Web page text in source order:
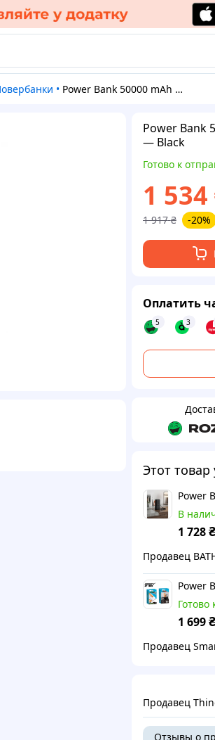
Повербанки • Power Bank 50000 mAh | 22.5W+PD20W — Ansty AP-089 — Black
Power Bank
— Black
Готово к
1 534
1 917 ₴ -20%
Оплатить
5 3
Этот товар
В
1 728 ₴
Продавец
Готово
1 699 ₴
Продавец
Продавец
Отзывы о